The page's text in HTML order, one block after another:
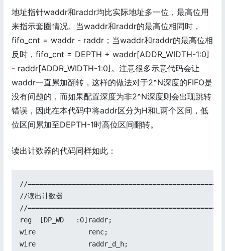
地址指针waddr和raddr均比实际地址多一位，最高位用
来指示套圈情况。当waddr和raddr的最高位相同时，
fifo_cnt = waddr - raddr；当waddr和raddr的最高位相
反时，fifo_cnt = DEPTH + waddr[ADDR_WIDTH-1:0]
- raddr[ADDR_WIDTH-1:0]。注意很多示意代码会让
waddr一直累加翻转，这样的做法对于2^N深度的FIFO是
没有问题的，而如果配置深度为非2^N深度则会出现跳转
错误，因此在本代码中将addr区分为H和L两个区间，低
位区间累加至DEPTH-1时高位区间翻转。
读出计数器的代码同样如此：
//
//读出计数器
//
reg  [DP_WD   :0]raddr;
wire             renc;
wire             raddr_d_h;